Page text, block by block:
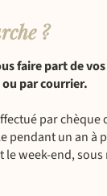
?
faire part de
par courrier.
par chèque
pendant un an à
le week-end,